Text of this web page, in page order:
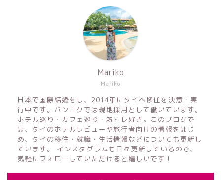
Mariko
Mariko
日本で国際結婚をし、2014年にタイへ移住を決意・実
行中です。バンコクでは現地採用として働いています。
ホテル巡り・カフェ巡り・筋トレ好き。このブログで
は、タイのホテルレビューや旅行者向けの情報をはじ
め、タイの移住・就職・生活情報などについても更新し
ています。 インスタグラムも日々更新しているので、
気軽にフォローしていただけると嬉しいです！